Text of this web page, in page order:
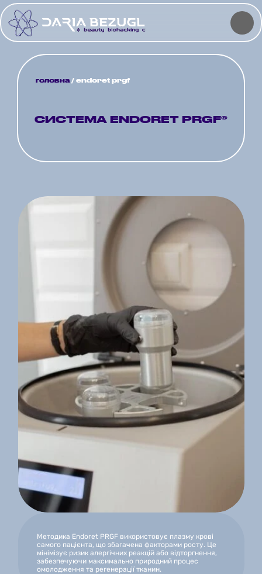
головна / endoret prgf
СИСТЕМА ENDORET PRGF®
Методика Endoret PRGF використовує плазму крові
самого пацієнта, що збагачена факторами росту. Це
мінімізує ризик алергічних реакцій або відторгнення,
забезпечуючи максимально природний процес
омолодження та регенерації тканин.